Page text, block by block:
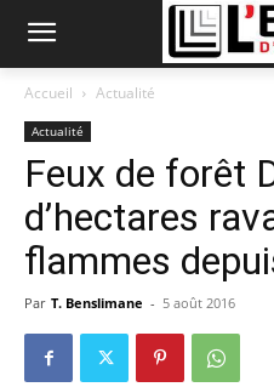
Accueil Actualité
Actualité
Feux de forêt
d’hectares
flammes
Par T. Benslimane - 5 août 2016